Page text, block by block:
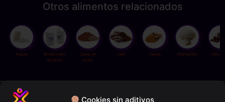
Cookies sin aditivos
Otros alimentos relacionados
Azúcar
Bicarbonato
de sodio
Cacao en
polvo
Café Canela Champiñón